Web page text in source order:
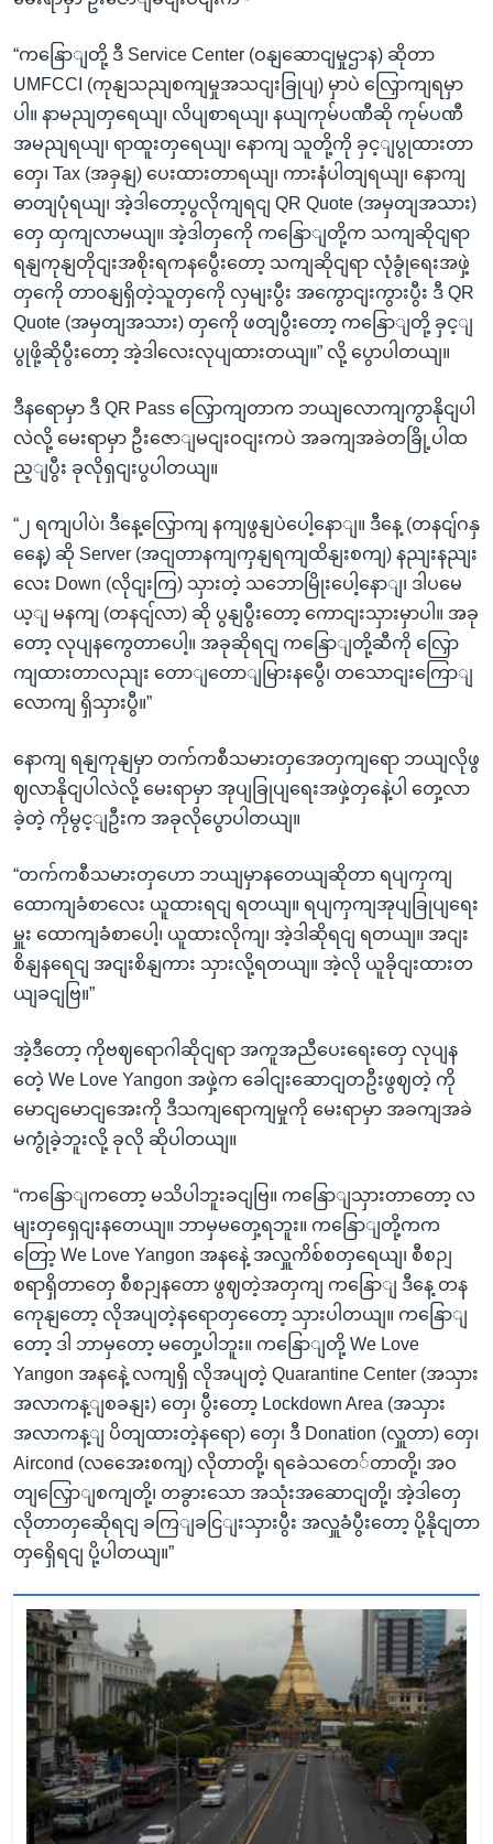
“ကနြောျတို့ ဒီ Service Center (ဝနျဆောငျမှုဌာန) ဆိုတာ
UMFCCI (ကုနျသညျစကျမှုအသငျးခြုပျ) မှာပဲ လြှောကျရမှာ
ပါ။ နာမညျတှရေယျ၊ လိပျစာရယျ၊ နယျကုမ်ပဏီဆို ကုမ်ပဏီ
အမညျရယျ၊ ရာထူးတှရေယျ၊ နောကျ သူတို့ကို ခှင့ျပွုထားတာ
တှေ၊ Tax (အခှနျ) ပေးထားတာရယျ၊ ကားနံပါတျရယျ၊ နောကျ
ဓာတျပုံရယျ၊ အဲ့ဒါတော့ပွလိုကျရငျ QR Quote (အမှတျအသား)
တှေ ထှကျလာမယျ။ အဲ့ဒါတှကေို ကနြောျတို့က သကျဆိုငျရာ
ရနျကုနျတိုငျးအစိုးရကနပွေီးတော့ သကျဆိုငျရာ လုံခွုံရေးအဖှဲ့
တှကေို တာဝနျရှိတဲ့သူတှကေို လှမျးပွီး အကွောငျးကွားပွီး ဒီ QR
Quote (အမှတျအသား) တှကေို ဖတျပွီးတော့ ကနြောျတို့ ခှင့ျ
ပွုဖို့ဆိုပွီးတော့ အဲ့ဒါလေးလုပျထားတယျ။” လို့ ပွောပါတယျ။
ဒီနရောမှာ ဒီ QR Pass လြှောကျတာက ဘယျလောကျကွာနိုငျပါ
လဲလို့ မေးရာမှာ ဦးဇောျမငျးဝငျးကပဲ အခကျအခဲတခြို့ပါထ
ည့ျပွီး ခုလိုရှငျးပွပါတယျ။
“၂ ရကျပါပဲ၊ ဒီနေ့လြှောကျ နကျဖွနျပဲပေါ့နောျ။ ဒီနေ့ (တနငျ်ဂနှ
နေေ့) ဆို Server (အငျတာနကျကှနျရကျထိနျးစကျ) နညျးနညျး
လေး Down (လိုငျးကြ) သှားတဲ့ သဘောမြိုးပေါ့နောျ၊ ဒါပမေ
ယ့ျ မနကျ (တနငျ်လာ) ဆို ပွနျပွီးတော့ ကောငျးသှားမှာပါ။ အခု
တော့ လုပျနကွေတာပေါ့။ အခုဆိုရငျ ကနြောျတို့ဆီကို လြှော
ကျထားတာလညျး တောျတောျမြားနပွေီ၊ တသောငျးကြောျ
လောကျ ရှိသှားပွီ။”
နောကျ ရနျကုနျမှာ တက်ကစီသမားတှအေတှကျရော ဘယျလိုဖွ
ဈလာနိုငျပါလဲလို့ မေးရာမှာ အုပျခြုပျရေးအဖှဲ့တှနေဲ့ပါ တှေ့လာ
ခဲ့တဲ့ ကိုမွင့ျဦးက အခုလိုပွောပါတယျ။
“တက်ကစီသမားတှဟော ဘယျမှာနတေယျဆိုတာ ရပျကှကျ
ထောကျခံစာလေး ယူထားရငျ ရတယျ။ ရပျကှကျအုပျခြုပျရေး
မှူး ထောကျခံစာပေါ့၊ ယူထားလိုကျ၊ အဲ့ဒါဆိုရငျ ရတယျ။ အငျး
စိနျနရေငျ အငျးစိနျကား သှားလို့ရတယျ။ အဲ့လို ယူခိုငျးထားတ
ယျခငျဗြ။”
အဲ့ဒီတော့ ကိုဗဈရောဂါဆိုငျရာ အကူအညီပေးရေးတှေ လုပျန
တေဲ့ We Love Yangon အဖှဲ့က ခေါငျးဆောငျတဦးဖွဈတဲ့ ကို
မောငျမောငျအေးကို ဒီသကျရောကျမှုကို မေးရာမှာ အခကျအခဲ
မကွုံခဲ့ဘူးလို့ ခုလို ဆိုပါတယျ။
“ကနြောျကတော့ မသိပါဘူးခငျဗြ။ ကနြောျသှားတာတော့ လ
မျးတှရှေငျးနတေယျ။ ဘာမှမတှေ့ရဘူး။ ကနြောျတို့ကက
တြော့ We Love Yangon အနနေဲ့ အလှူကိစ်စတှရေယျ၊ စီစဉျ
စရာရှိတာတှေ စီစဉျနတော ဖွဈတဲ့အတှကျ ကနြောျ ဒီနေ့ တန
ကေုနျတော့ လိုအပျတဲ့နရောတှတေော့ သှားပါတယျ။ ကနြောျ
တော့ ဒါ ဘာမှတော့ မတှေ့ပါဘူး။ ကနြောျတို့ We Love
Yangon အနနေဲ့ လကျရှိ လိုအပျတဲ့ Quarantine Center (အသှား
အလာကန့ျစခနျး) တှေ၊ ပွီးတော့ Lockdown Area (အသှား
အလာကန့ျ ပိတျထားတဲ့နရော) တှေ၊ ဒီ Donation (လှူတာ) တှေ၊
Aircond (လအေေးစကျ) လိုတာတို့၊ ရခေဲသတေ်တာတို့၊ အဝ
တျလြှောျစကျတို့၊ တခွားသော အသုံးအဆောငျတို့၊ အဲ့ဒါတှေ
လိုတာတှဆေိုရငျ ခကြျခငြျးသှားပွီး အလှူခံပွီးတော့ ပို့နိုငျတာ
တှရှေိရငျ ပို့ပါတယျ။”